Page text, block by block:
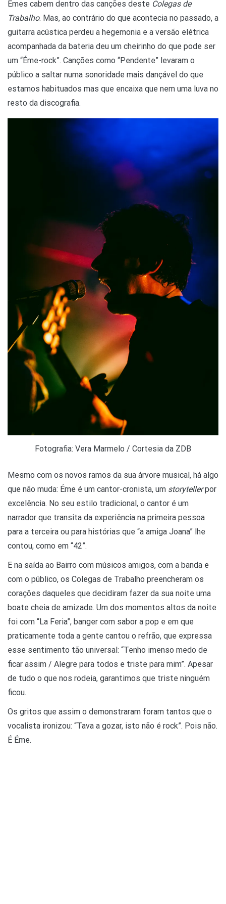
Émes cabem dentro das canções deste Colegas de
Trabalho. Mas, ao contrário do que acontecia no passado, a
guitarra acústica perdeu a hegemonia e a versão elétrica
acompanhada da bateria deu um cheirinho do que pode ser
um “Éme-rock”. Canções como “Pendente” levaram o
público a saltar numa sonoridade mais dançável do que
estamos habituados mas que encaixa que nem uma luva no
resto da discografia.
Fotografia: Vera Marmelo / Cortesia da ZDB
Mesmo com os novos ramos da sua árvore musical, há algo
que não muda: Éme é um cantor-cronista, um storytellerpor
excelência. No seu estilo tradicional, o cantor é um
narrador que transita da experiência na primeira pessoa
para a terceira ou para histórias que “a amiga Joana” lhe
contou, como em “42”.
E na saída ao Bairro com músicos amigos, com a banda e
com o público, os Colegas de Trabalho preencheram os
corações daqueles que decidiram fazer da sua noite uma
boate cheia de amizade. Um dos momentos altos da noite
foi com “La Feria”, banger com sabor a pop e em que
praticamente toda a gente cantou o refrão, que expressa
esse sentimento tão universal: “Tenho imenso medo de
ficar assim / Alegre para todos e triste para mim”. Apesar
de tudo o que nos rodeia, garantimos que triste ninguém
ficou.
Os gritos que assim o demonstraram foram tantos que o
vocalista ironizou: “Tava a gozar, isto não é rock”. Pois não.
É Éme.